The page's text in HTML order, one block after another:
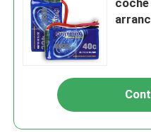
coche